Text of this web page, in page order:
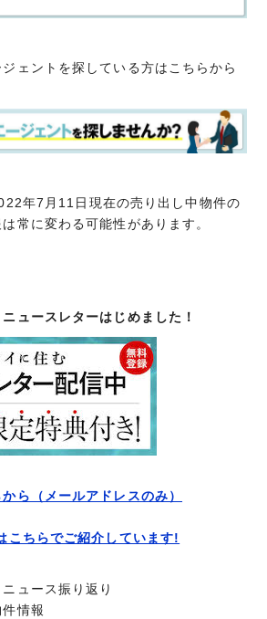
ェントを探している方はこちらから
年7月11日現在の売り出し中物件の
常に変わる可能性があります。
ュースレターはじめました！
ら（メールアドレスのみ）
こちらでご紹介しています!
ュース振り返り
情報